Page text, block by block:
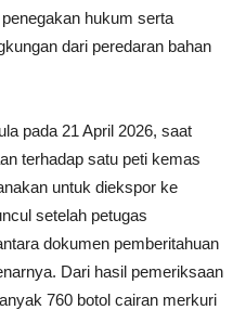
hukum serta
dari peredaran bahan
pada 21 April 2026, saat
terhadap satu peti kemas
untuk diekspor ke
setelah petugas
dokumen pemberitahuan
Dari hasil pemeriksaan
760 botol cairan merkuri